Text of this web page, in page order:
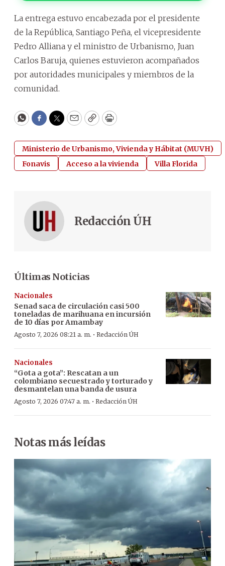
La entrega estuvo encabezada por el presidente
de la República, Santiago Peña, el vicepresidente
Pedro Alliana y el ministro de Urbanismo, Juan
Carlos Baruja, quienes estuvieron acompañados
por autoridades municipales y miembros de la
comunidad.
WhatsApp
Facebook
Twitter
EmailCopyPrint
Ministerio de Urbanismo, Vivienda y Hábitat (MUVH)
Fonavis
Acceso a la vivienda Villa Florida
Redacción ÚH
Últimas Noticias
Nacionales
Senad saca de circulación casi 500
toneladas de marihuana en incursión
de 10 días por Amambay
Agosto 7, 2026 08:21 a. m. · Redacción ÚH
Nacionales
“Gota a gota”: Rescatan a un
colombiano secuestrado y torturado y
desmantelan una banda de usura
Agosto 7, 2026 07:47 a. m. · Redacción ÚH
Notas más leídas